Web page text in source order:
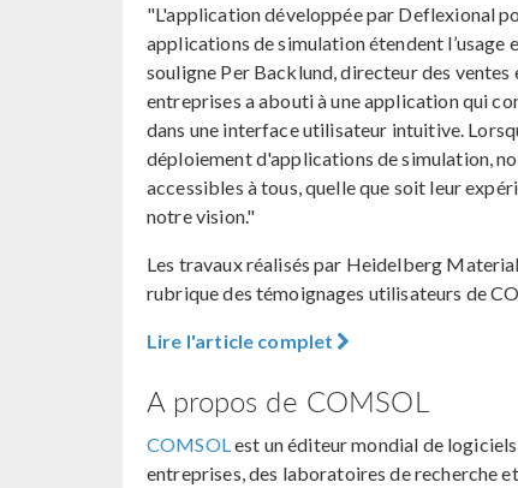
"L'application développée par Deflexional
applications de simulation étendent l’usage
souligne Per Backlund, directeur des
entreprises a abouti à une application qui
dans une interface utilisateur intuitive.
déploiement d'applications de simulation,
accessibles à tous, quelle que soit leur
notre vision."
Les travaux réalisés par Heidelberg
rubrique des témoignages utilisateurs de
Lire l'article complet
A propos de COMSOL
COMSOLest un éditeur mondial de
entreprises, des laboratoires de recherche